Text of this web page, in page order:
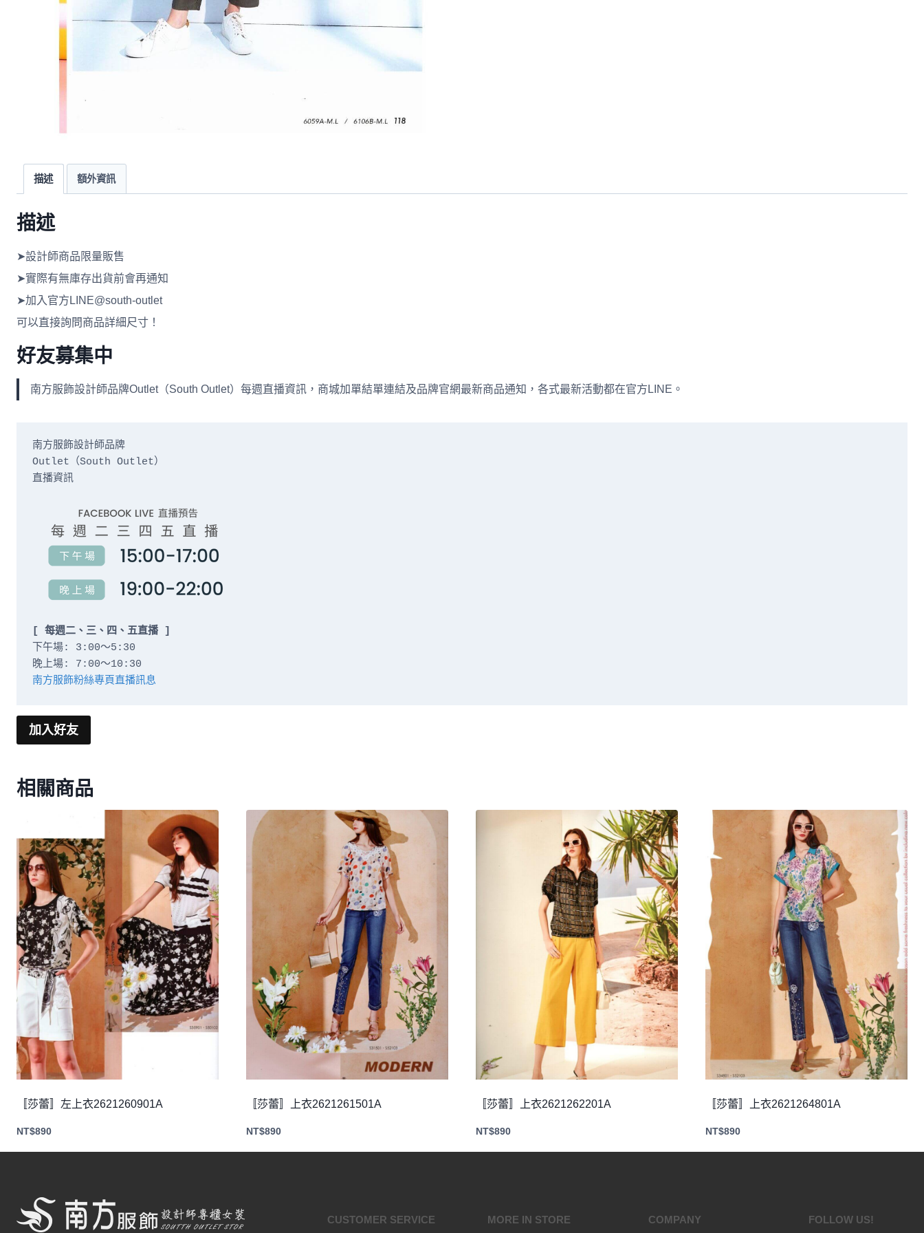
描述 額外資訊
描述
➤設計師商品限量販售
➤實際有無庫存出貨前會再通知
➤加入官方LINE@south-outlet
可以直接詢問商品詳細尺寸！
好友募集中
南方服飾設計師品牌Outlet（South Outlet）每週直播資訊，商城加單結單連結及品牌官網最新商品通知，各式最新活動都在官方LINE。
南方服飾設計師品牌
Outlet（South Outlet）
直播資訊
[ 每週二、三、四、五直播 ]
下午場: 3:00～5:30
南方服飾粉絲專頁直播訊息
加入好友
相關商品
〚莎蕾〛左上衣2621260901A
NT$890
〚莎蕾〛上衣2621261501A
NT$890
〚莎蕾〛上衣2621262201A
NT$890
〚莎蕾〛上衣2621264801A
NT$890
CUSTOMER SERVICE MORE IN STORE COMPANY FOLLOW US!